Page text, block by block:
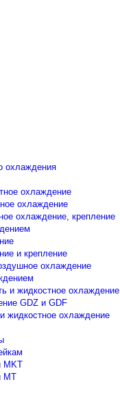
охлаждения
охлаждение
охлаждение
охлаждение, крепление
и крепление
охлаждение
и жидкостное охлаждение
GDZ и GDF
жидкостное охлаждение
MKT
MT